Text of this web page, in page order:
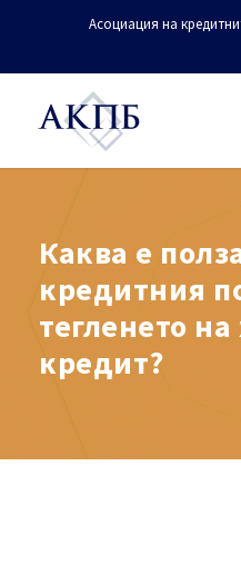
Асоциация на
Каква е
кредитния
тегленето
кредит?